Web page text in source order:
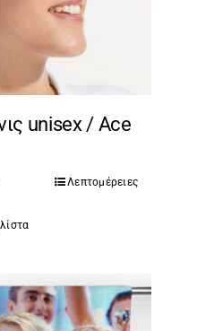
unisex / Ace
Λεπτομέρειες